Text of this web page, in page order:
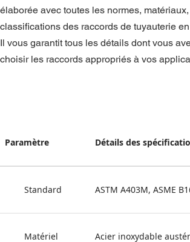
élaborée avec toutes les normes,
classifications des raccords de tuyauterie
Il vous garantit tous les détails dont vous
choisir les raccords appropriés à vos
Paramètre Détails des
Standard ASTM A403M, ASME
Matériel Acier inoxydable